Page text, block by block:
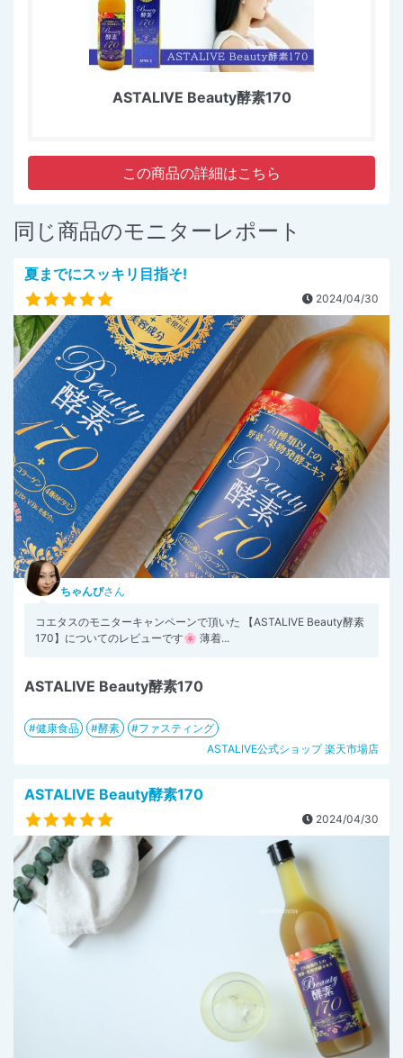
ASTALIVE Beauty酵素170
この商品の詳細はこちら
同じ商品のモニターレポート
夏までにスッキリ目指そ!
2024/04/30
ちゃんぴさん
コエタスのモニターキャンペーンで頂いた 【ASTALIVE Beauty酵素
170】についてのレビューです🌸 薄着...
ASTALIVE Beauty酵素170
健康食品 酵素
ファスティング
ASTALIVE公式ショップ 楽天市場店
ASTALIVE Beauty酵素170
2024/04/30